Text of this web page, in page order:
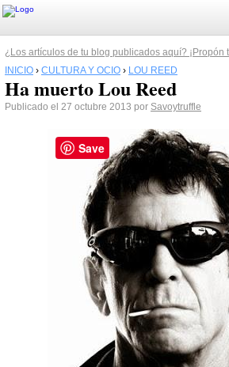
¿Los artículos de tu blog publicados aquí? ¡Propón
INICIO › CULTURA Y OCIO › LOU REED
Ha muerto Lou Reed
Publicado el 27 octubre 2013 por Savoytruffle
Save